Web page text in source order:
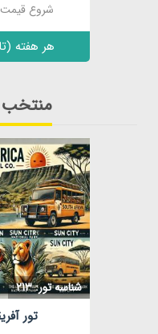
شروع
هر هفته
منتخب
شناسه تور: 213
تور